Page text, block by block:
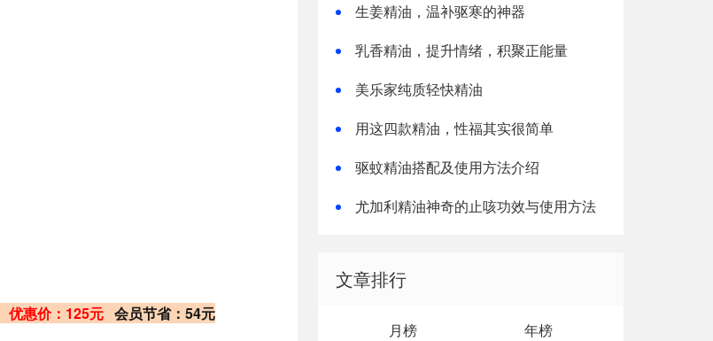
优惠价：125元 会员节省：54元
生姜精油，温补驱寒的神器
乳香精油，提升情绪，积聚正能量
美乐家纯质轻快精油
用这四款精油，性福其实很简单
驱蚊精油搭配及使用方法介绍
尤加利精油神奇的止咳功效与使用方法
文章排行
月榜 年榜